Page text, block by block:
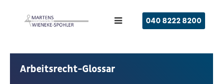
040 8222 8200
Arbeitsrecht-Glossar